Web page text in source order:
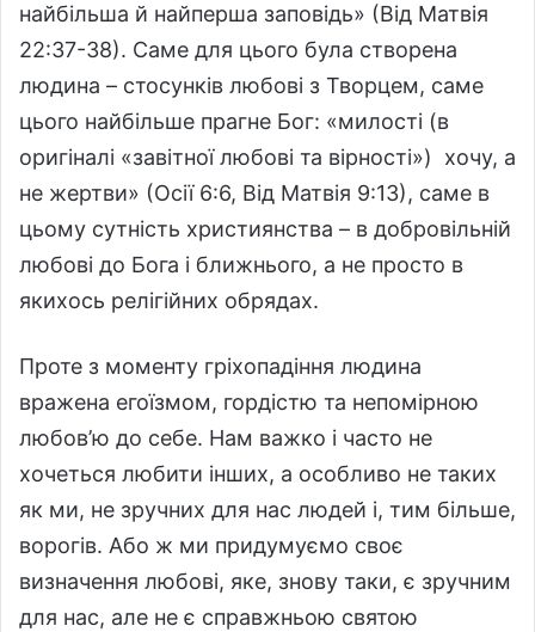
найбільша й найперша заповідь» (Від Матвія
22:37-38). Саме для цього була створена
людина – стосунків любові з Творцем, саме
цього найбільше прагне Бог: «милості (в
оригіналі «завітної любові та вірності») хочу, а
не жертви» (Осії 6:6, Від Матвія 9:13), саме в
цьому сутність християнства – в добровільній
любові до Бога і ближнього, а не просто в
якихось релігійних обрядах.
Проте з моменту гріхопадіння людина
вражена егоїзмом, гордістю та непомірною
любов’ю до себе. Нам важко і часто не
хочеться любити інших, а особливо не таких
як ми, не зручних для нас людей і, тим більше,
ворогів. Або ж ми придумуємо своє
визначення любові, яке, знову таки, є зручним
для нас, але не є справжньою святою